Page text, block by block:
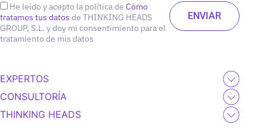
He leído y acepto la política de Cómo
tratamos tus datos de THINKING HEADS
GROUP, S.L. y doy mi consentimiento para el
tratamiento de mis datos
EXPERTOS
CONSULTORÍA
THINKING HEADS